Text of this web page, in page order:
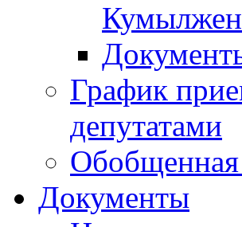
График
депутатами
Документы